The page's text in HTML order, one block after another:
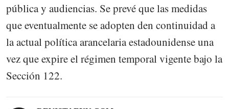
pública y audiencias. Se prevé que las medidas
que eventualmente se adopten den continuidad a
la actual política arancelaria estadounidense una
vez que expire el régimen temporal vigente bajo la
Sección 122.